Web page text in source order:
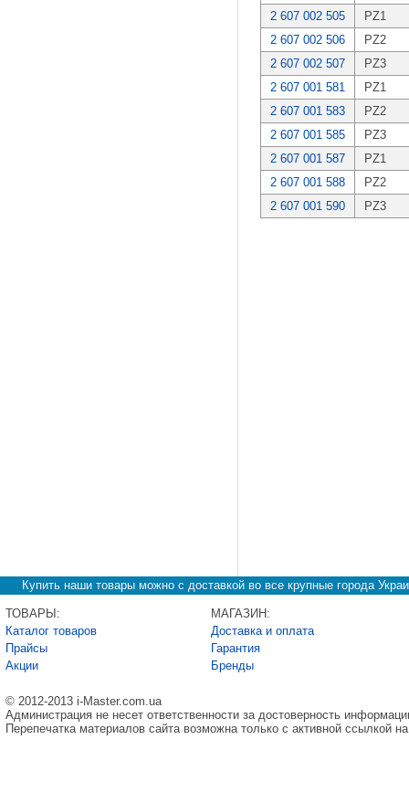
2 607 002 505
PZ1
2 607 002 506
PZ2
2 607 002 507
PZ3
2 607 001 581
PZ1
2 607 001 583
PZ2
2 607 001 585
PZ3
2 607 001 587
PZ1
2 607 001 588
PZ2
2 607 001 590
PZ3
Купить наши товары можно с доставкой во все крупные города
ТОВАРЫ:
Каталог товаров
Прайсы
Акции
МАГАЗИН:
Доставка и оплата
Гарантия
Бренды
© 2012-2013 i-Master.com.ua
Администрация не несет ответственности за достоверность
Перепечатка материалов сайта возможна только с активной ссылкой